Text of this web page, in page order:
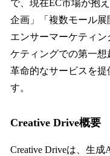
で、現在EC市場が抱
企画」「複数モール
エンサーマーケティ
ケティングでの第一想
革命的なサービスを提
す。
Creative Drive概要
Creative Driveは、生